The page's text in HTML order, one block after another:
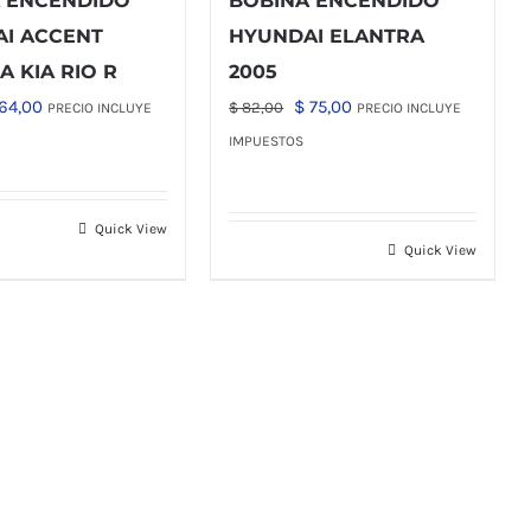
ACCENT
KIA RIO R
El
$ 64,00.
PRECIO INCLUYE
Quick View
HYUNDAI ELANTRA
2005
$82,00
El
precio
$ 75,00ElPRECIO INCLUYE
IMPUESTOS
Quick View